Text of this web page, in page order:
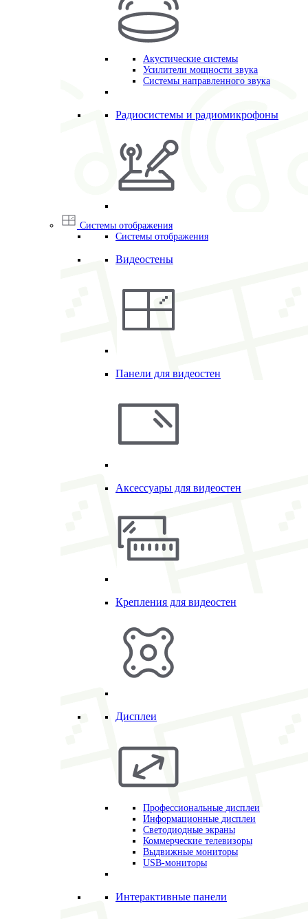
Акустические системы
Усилители мощности звука
Системы направленного звука
Радиосистемы и радиомикрофоны
Системы отображения
Системы отображения
Видеостены
Панели для видеостен
Аксессуары для видеостен
Крепления для видеостен
Дисплеи
Профессиональные дисплеи
Информационные дисплеи
Светодиодные экраны
Коммерческие телевизоры
Выдвижные мониторы
USB-мониторы
Интерактивные панели